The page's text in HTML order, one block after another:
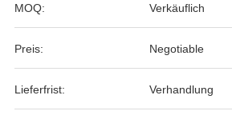
MOQ: Verkäuflich
Preis: Negotiable
Lieferfrist: Verhandlung